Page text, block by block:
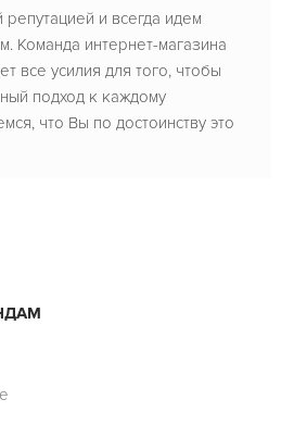
и всегда идем
Команда интернет-магазина
все усилия для того, чтобы
подход к каждому
что Вы по достоинству это